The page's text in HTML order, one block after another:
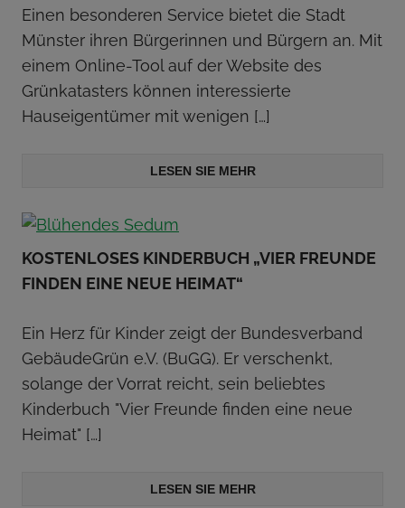
Einen besonderen Service bietet die Stadt
Münster ihren Bürgerinnen und Bürgern an. Mit
einem Online-Tool auf der Website des
Grünkatasters können interessierte
Hauseigentümer mit wenigen […]
LESEN SIE MEHR
KOSTENLOSES KINDERBUCH „VIER FREUNDE
FINDEN EINE NEUE HEIMAT“
Ein Herz für Kinder zeigt der Bundesverband
GebäudeGrün e.V. (BuGG). Er verschenkt,
solange der Vorrat reicht, sein beliebtes
Kinderbuch "Vier Freunde finden eine neue
Heimat" […]
LESEN SIE MEHR